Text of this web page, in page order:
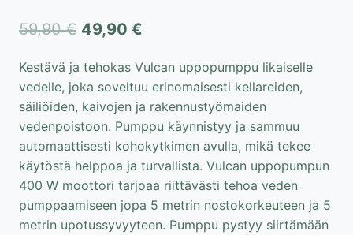
59,90€ Alkuperäinen
oli:
59,90 €.
49,90 €
on:
49,90 €.
Kestävä ja tehokas Vulcan uppopumppu likaiselle
vedelle, joka soveltuu erinomaisesti kellareiden,
säiliöiden, kaivojen ja rakennustyömaiden
vedenpoistoon. Pumppu käynnistyy ja sammuu
automaattisesti kohokytkimen avulla, mikä tekee
käytöstä helppoa ja turvallista. Vulcan uppopumpun
400 W moottori tarjoaa riittävästi tehoa veden
pumppaamiseen jopa 5 metrin nostokorkeuteen ja 5
metrin upotussyvyyteen. Pumppu pystyy siirtämään